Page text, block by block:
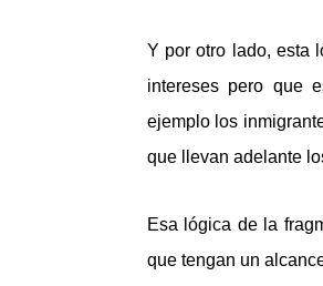
Y por otro lado, esta
intereses pero que
ejemplo los
que llevan adelante
Esa lógica de la
que tengan un